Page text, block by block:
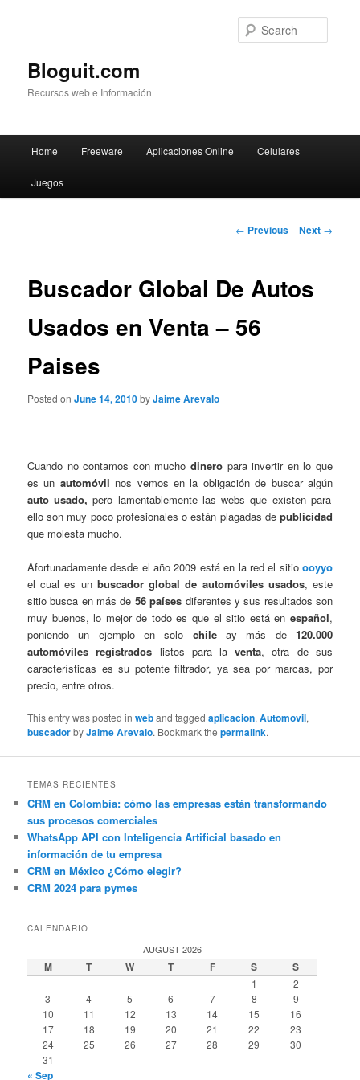
Bloguit.com
Recursos web e Información
Skip
to
Home Freeware Aplicaciones Online Celulares
Juegos
Post
← Previous Next →
Buscador Global De Autos
Usados en Venta – 56
Paises
Posted onJune 14, 2010byJaime Arevalo
Cuando no contamos con mucho dinero para invertir en lo que
es un automóvil nos vemos en la obligación de buscar algún
auto usado, pero lamentablemente las webs que existen para
ello son muy poco profesionales o están plagadas de publicidad
que molesta mucho.
Afortunadamente desde el año 2009 está en la red el sitio ooyyo
el cual es un buscador global de automóviles usados, este
sitio busca en más de 56 países diferentes y sus resultados son
muy buenos, lo mejor de todo es que el sitio está en español,
poniendo un ejemplo en solo chileay más de 120.000
automóviles registrados listos para laventa, otra de sus
características es su potente filtrador, ya sea por marcas, por
precio, entre otros.
This entry was posted inweband taggedaplicacion,Automovil,
buscadorbyJaime Arevalo. Bookmark thepermalink.
TEMAS RECIENTES
CRM en Colombia: cómo las empresas están transformando
sus procesos comerciales
WhatsApp API con Inteligencia Artificial basado en
información de tu empresa
CRM en México ¿Cómo elegir?
CRM 2024 para pymes
CALENDARIO
AUGUST 2026
M T W T F S S
1
2
3
4 5 6 7 8
9
10
11 12 13 14 15
16
17
18 19 20 21 22
23
24
25 26 27 28 29
30
31
« Sep